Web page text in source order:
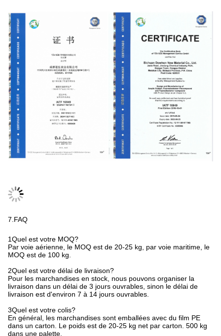
La valeur de l'échantillon doit être supérieure ou égale à la valeur
de l'échantillon.
7.FAQ
Par voie aérienne, le MOQ est de 20-25 kg, par voie maritime, le
MOQ est de 100 kg.
2Quel est votre délai de livraison?
livraison dans un délai de 3 jours ouvrables, sinon le délai de
livraison est d'environ 7 à 14 jours ouvrables.